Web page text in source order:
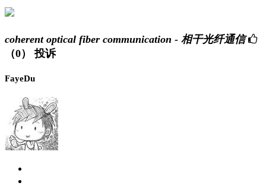
coherent optical fiber communication - 相干光纤通信
（0）
投诉
FayeDu